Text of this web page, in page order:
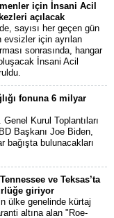
için İnsani Acil
açılacak
sayısı her geçen gün
evsizler için ayrılan
sonrasında, hangar
İnsani Acil
fonuna 6 milyar
Kurul Toplantıları
Başkanı Joe Biden,
bağışta bulunacakları
ve Teksas’ta
giriyor
ülke genelinde kürtaj
altına alan "Roe-